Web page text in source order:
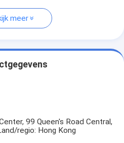
meer
99 Queen's Road Central,
regio: Hong Kong